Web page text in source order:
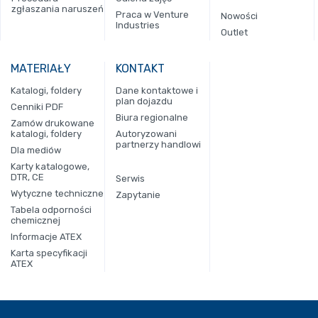
zgłaszania naruszeń
Praca w Venture
Industries
Nowości
Outlet
MATERIAŁY
Katalogi, foldery
Cenniki PDF
Zamów drukowane
katalogi, foldery
Dla mediów
Karty katalogowe,
DTR, CE
Wytyczne techniczne
Tabela odporności
chemicznej
Informacje ATEX
Karta specyfikacji
ATEX
KONTAKT
Dane kontaktowe i
plan dojazdu
Biura regionalne
Autoryzowani
partnerzy handlowi
Serwis
Zapytanie